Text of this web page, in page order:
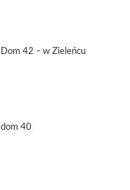
Dom 42 – w Zieleńcu
dom 40